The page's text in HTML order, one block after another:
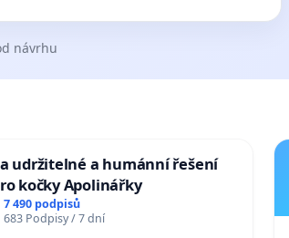
návrhu
udržitelné a humánní řešení
kočky Apolinářky
7 490 podpisů
683 Podpisy / 7 dní